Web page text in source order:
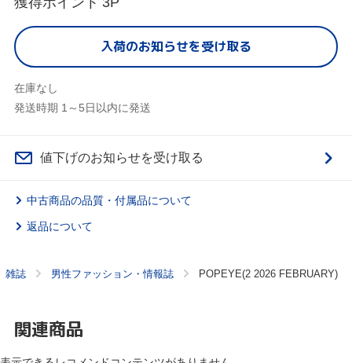
入荷のお知らせを受け取る
在庫なし
発送時期 1～5日以内に発送
値下げのお知らせを受け取る
中古商品の品質・付属品について
返品について
雑誌 男性ファッション・情報誌 POPEYE(2 2026 FEBRUARY)
関連商品